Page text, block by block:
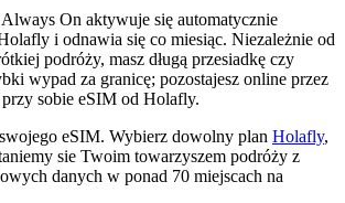
On aktywuje się automatycznie
i odnawia się co miesiąc. Niezależnie od
podróży, masz długą przesiadkę czy
wypad za granicę; pozostajesz online przez
przy sobie eSIM od Holafly.
eSIM. Wybierz dowolny plan Holafly,
sie Twoim towarzyszem podróży z
danych w ponad 70 miejscach na